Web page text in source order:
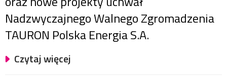
Nadzwyczajnego Walnego Zgromadzenia
TAURON Polska Energia S.A.
Czytaj więcej